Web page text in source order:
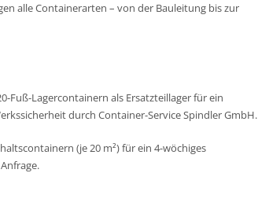
alle Containerarten – von der Bauleitung bis zur
Fuß-Lagercontainern als Ersatzteillager für ein
durch Container-Service Spindler GmbH.
(je 20 m²) für ein 4-wöchiges